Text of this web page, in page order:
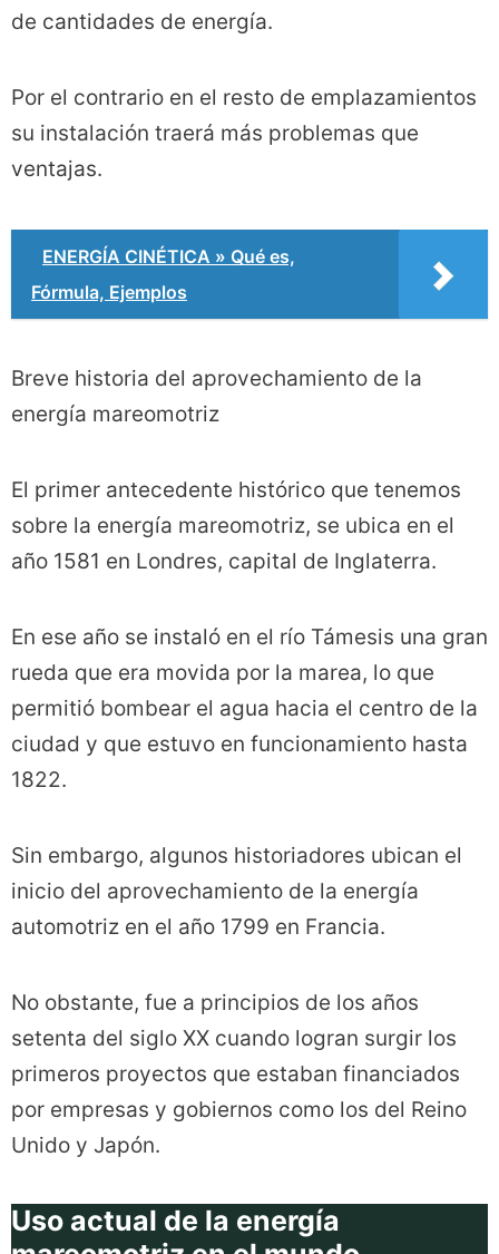
de cantidades de energía.
Por el contrario en el resto de emplazamientos
su instalación traerá más problemas que
ventajas.
ENERGÍA CINÉTICA » Qué es,
Fórmula, Ejemplos
Breve historia del aprovechamiento de la
energía mareomotriz
El primer antecedente histórico que tenemos
sobre la energía mareomotriz, se ubica en el
año 1581 en Londres, capital de Inglaterra.
En ese año se instaló en el río Támesis una gran
rueda que era movida por la marea, lo que
permitió bombear el agua hacia el centro de la
ciudad y que estuvo en funcionamiento hasta
1822.
Sin embargo, algunos historiadores ubican el
inicio del aprovechamiento de la energía
automotriz en el año 1799 en Francia.
No obstante, fue a principios de los años
setenta del siglo XX cuando logran surgir los
primeros proyectos que estaban financiados
por empresas y gobiernos como los del Reino
Unido y Japón.
Uso actual de la energía